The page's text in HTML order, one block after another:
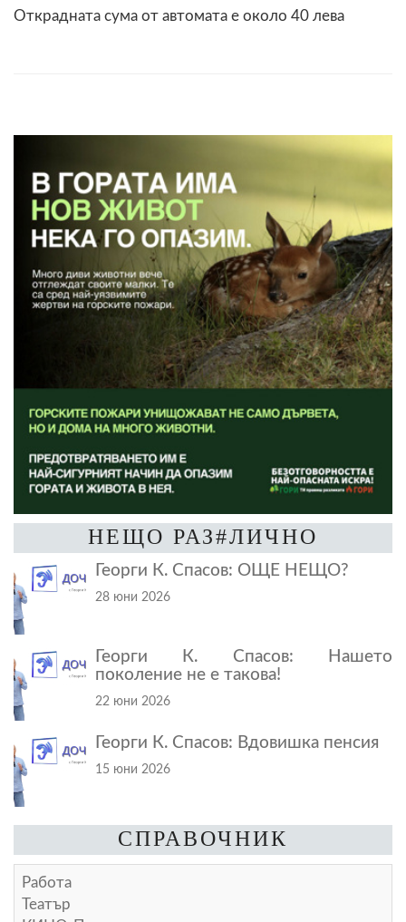
Открадната сума от автомата е около 40 лева
НЕЩО РАЗ#ЛИЧНО
Георги К. Спасов: ОЩЕ НЕЩО?
28 юни 2026
Георги К. Спасов: Нашето
поколение не е такова!
22 юни 2026
Георги К. Спасов: Вдовишка пенсия
15 юни 2026
СПРАВОЧНИК
Работа
Театър